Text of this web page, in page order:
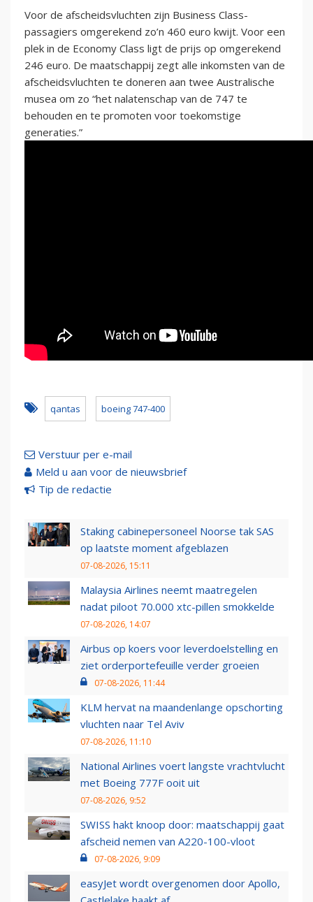
Voor de afscheidsvluchten zijn Business Class-
passagiers omgerekend zo’n 460 euro kwijt. Voor een
plek in de Economy Class ligt de prijs op omgerekend
246 euro. De maatschappij zegt alle inkomsten van de
afscheidsvluchten te doneren aan twee Australische
musea om zo “het nalatenschap van de 747 te
behouden en te promoten voor toekomstige
generaties.”
qantas boeing 747-400
Verstuur per e-mail
Meld u aan voor de nieuwsbrief
Tip de redactie
Staking cabinepersoneel Noorse tak SAS
op laatste moment afgeblazen
07-08-2026, 15:11
Malaysia Airlines neemt maatregelen
nadat piloot 70.000 xtc-pillen smokkelde
07-08-2026, 14:07
Airbus op koers voor leverdoelstelling en
ziet orderportefeuille verder groeien
07-08-2026, 11:44
KLM hervat na maandenlange opschorting
vluchten naar Tel Aviv
07-08-2026, 11:10
National Airlines voert langste vrachtvlucht
met Boeing 777F ooit uit
07-08-2026, 9:52
SWISS hakt knoop door: maatschappij gaat
afscheid nemen van A220-100-vloot
07-08-2026, 9:09
easyJet wordt overgenomen door Apollo,